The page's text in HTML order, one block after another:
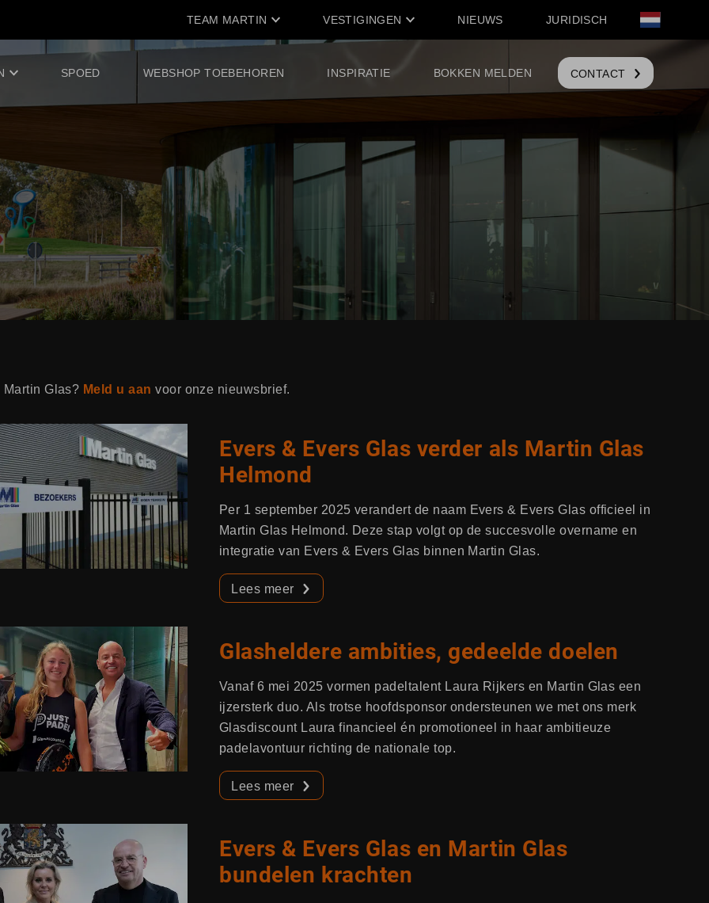
TEAM MARTIN VESTIGINGEN NIEUWS JURIDISCH
SPOED WEBSHOP TOEBEHOREN INSPIRATIE BOKKEN MELDEN CONTACT
Glas? Meld u aan voor onze nieuwsbrief.
Evers & Evers Glas verder als Martin Glas
Helmond
Per 1 september 2025 verandert de naam Evers & Evers Glas officieel in
Martin Glas Helmond. Deze stap volgt op de succesvolle overname en
integratie van Evers & Evers Glas binnen Martin Glas.
Lees meer
Glasheldere ambities, gedeelde doelen
Vanaf 6 mei 2025 vormen padeltalent Laura Rijkers en Martin Glas een
ijzersterk duo. Als trotse hoofdsponsor ondersteunen we met ons merk
Glasdiscount Laura financieel én promotioneel in haar ambitieuze
padelavontuur richting de nationale top.
Lees meer
Evers & Evers Glas en Martin Glas
bundelen krachten